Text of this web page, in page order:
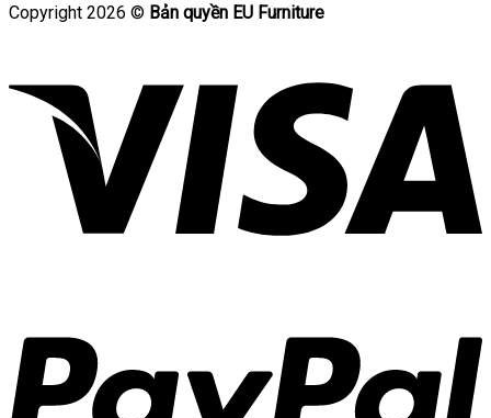
Copyright 2026 © Bản quyền EU Furniture